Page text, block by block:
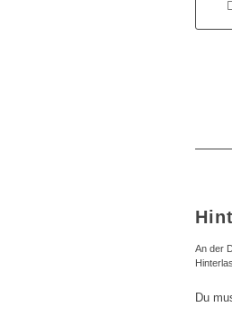
An der
Du